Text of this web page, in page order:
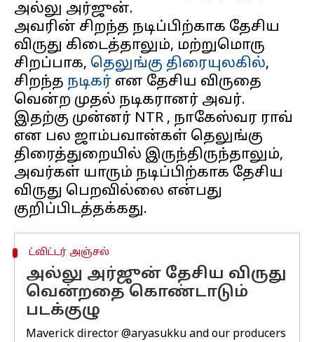
அல்லு அர்ஜுன்.
அவரின் சிறந்த நடிப்பிற்காக தேசிய
விருது கிடைத்தாலும், மற்றுமொரு
சிறப்பாக, தெலுங்கு திரையுலகில்,
சிறந்த நடிகர் என தேசிய விருதை
வென்ற முதல் நடிகரானர் அவர்.
இதற்கு முன்னர் NTR , நாகேஸ்வர ராவ்
என பல ஜாம்பவான்கள் தெலுங்கு
திரைத்துறையில் இருந்திருந்தாலும்,
அவர்கள் யாரும் நடிப்பிற்காக தேசிய
விருது பெறவில்லை என்பது
ட்விட்டர் அஞ்சல்
அல்லு அர்ஜுன் தேசிய விருது
வென்றதை கொண்டாடும்
படக்குழு
Maverick director @aryasukku and our producers